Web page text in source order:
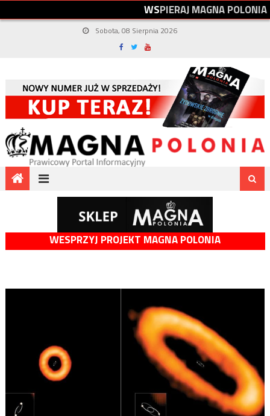
WSPIERAJMAGNAPOLONIA
Sobota, 08 Sierpnia 2026
WESPRZYJ PROJEKT MAGNA POLONIA